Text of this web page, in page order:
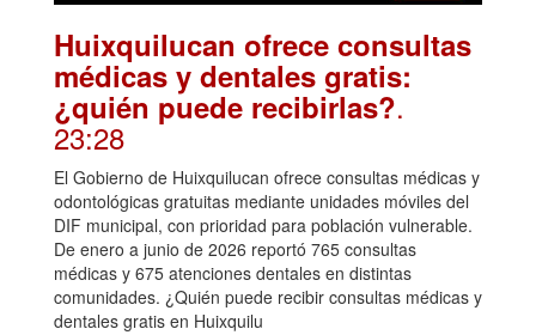
Huixquilucan ofrece consultas
médicas y dentales gratis:
¿quién puede recibirlas?.
23:28
El Gobierno de Huixquilucan ofrece consultas médicas y
odontológicas gratuitas mediante unidades móviles del
DIF municipal, con prioridad para población vulnerable.
De enero a junio de 2026 reportó 765 consultas
médicas y 675 atenciones dentales en distintas
comunidades. ¿Quién puede recibir consultas médicas y
dentales gratis en Huixquilu